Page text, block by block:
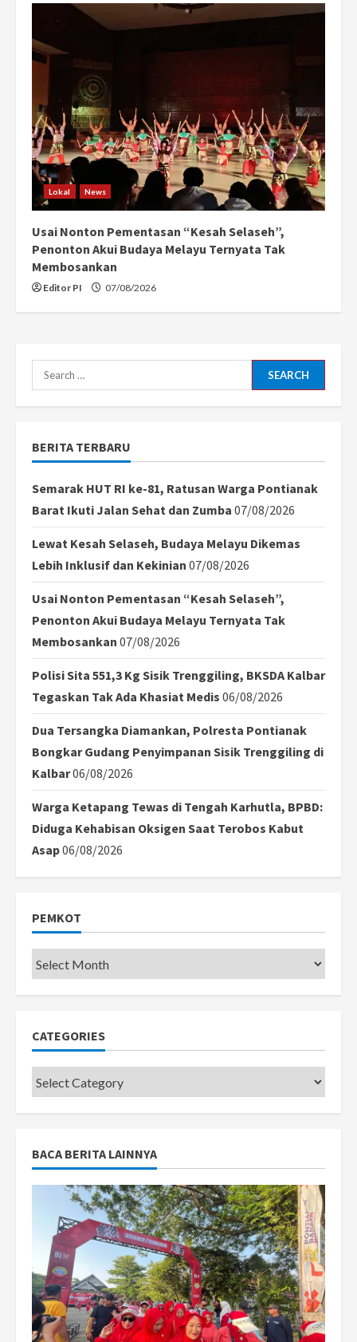
Lokal News
Usai Nonton Pementasan “Kesah Selaseh”,
Penonton Akui Budaya Melayu Ternyata Tak
Membosankan
Editor PI 07/08/2026
Search
for:
BERITA TERBARU
Semarak HUT RI ke-81, Ratusan Warga Pontianak
Barat Ikuti Jalan Sehat dan Zumba 07/08/2026
Lewat Kesah Selaseh, Budaya Melayu Dikemas
Lebih Inklusif dan Kekinian 07/08/2026
Usai Nonton Pementasan “Kesah Selaseh”,
Penonton Akui Budaya Melayu Ternyata Tak
Membosankan 07/08/2026
Polisi Sita 551,3 Kg Sisik Trenggiling, BKSDA Kalbar
Tegaskan Tak Ada Khasiat Medis 06/08/2026
Dua Tersangka Diamankan, Polresta Pontianak
Bongkar Gudang Penyimpanan Sisik Trenggiling di
Kalbar06/08/2026
Warga Ketapang Tewas di Tengah Karhutla, BPBD:
Diduga Kehabisan Oksigen Saat Terobos Kabut
Asap06/08/2026
PEMKOT
Pemkot
CATEGORIES
Categories
BACA BERITA LAINNYA